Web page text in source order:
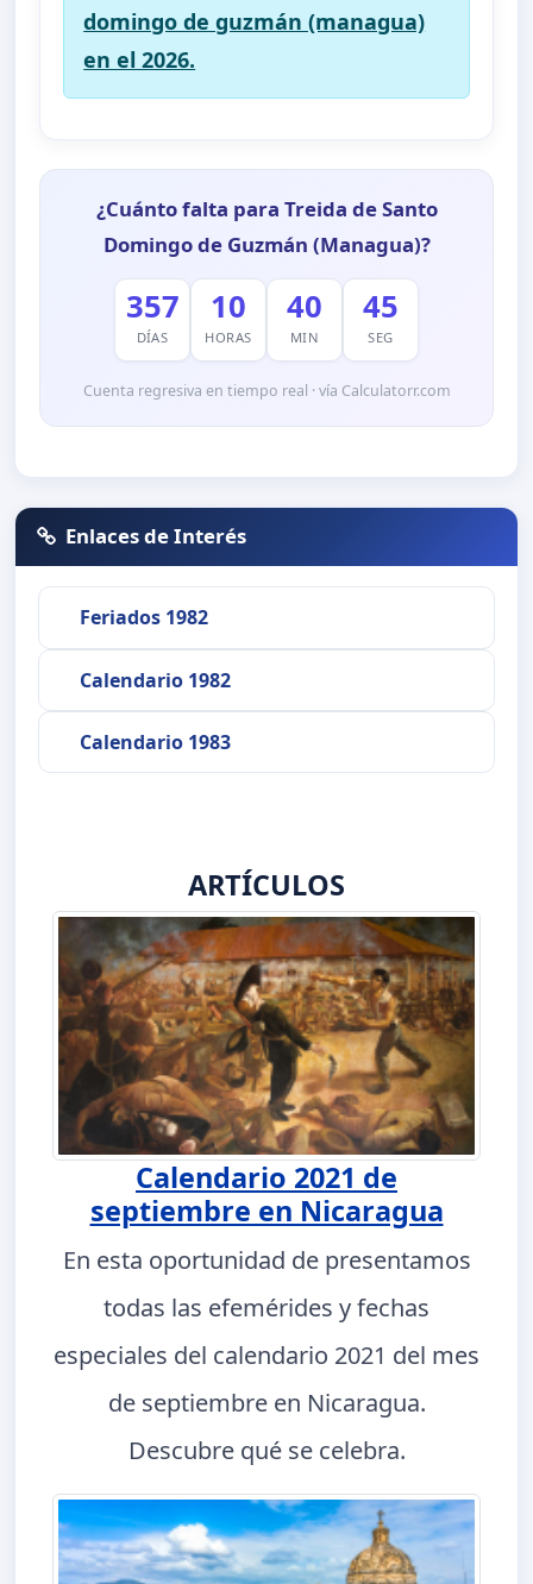
domingo de guzmán (managua)
en el 2026.
¿Cuánto falta para Treida de Santo
Domingo de Guzmán (Managua)?
357
DÍAS
10
HORAS
40
MIN
45
SEG
Cuenta regresiva en tiempo real · vía Calculatorr.com
Enlaces de Interés
Feriados 1982
Calendario 1982
Calendario 1983
ARTÍCULOS
Calendario 2021 de
septiembre en Nicaragua
En esta oportunidad de presentamos
todas las efemérides y fechas
especiales del calendario 2021 del mes
de septiembre en Nicaragua.
Descubre qué se celebra.